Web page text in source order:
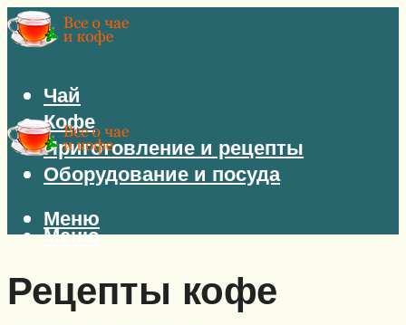
Чай
Кофе
Приготовление и рецепты
Оборудование и посуда
Меню
Меню
Рецепты кофе